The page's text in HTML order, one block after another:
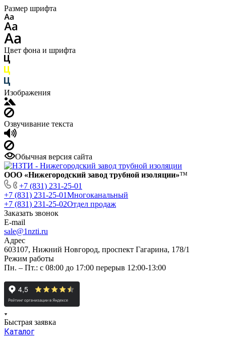
Размер шрифта
Цвет фона и шрифта
Изображения
Озвучивание текста
Обычная версия сайта
ООО «Нижегородский завод трубной изоляции»™
+7 (831) 231-25-01
+7 (831) 231-25-01Многоканальный
+7 (831) 231-25-02Отдел продаж
Заказать звонок
E-mail
sale@1nzti.ru
Адрес
603107, Нижний Новгород, проспект Гагарина, 178/1
Режим работы
Пн. – Пт.: с 08:00 до 17:00 перерыв 12:00-13:00
Быстрая заявка
Каталог